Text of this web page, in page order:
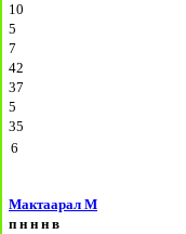
10
5
7
42
37
5
35
6
Мактаарал М
п н н н в